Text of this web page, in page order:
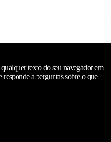
texto do seu navegador em
a perguntas sobre o que